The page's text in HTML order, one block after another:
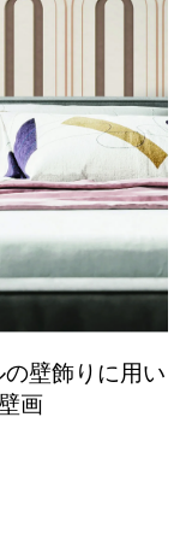
壁飾りに用い
画